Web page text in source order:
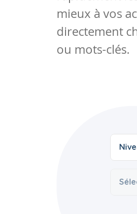
mieux à vos
directement
ou mots-clés.